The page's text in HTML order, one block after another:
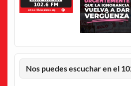
Nos puedes escuchar en el